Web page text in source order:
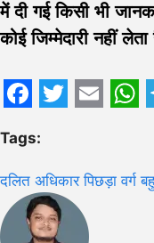
में दी गई किसी भी
कोई जिम्मेदारी नहीं
Tags:
दलित अधिकार पिछड़ा वर्ग